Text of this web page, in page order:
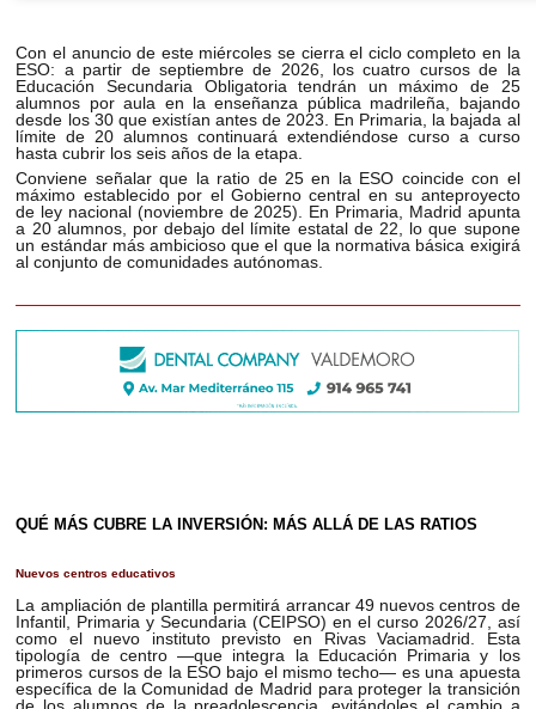
Con el anuncio de este miércoles se cierra el ciclo completo en la
ESO: a partir de septiembre de 2026, los cuatro cursos de la
Educación Secundaria Obligatoria tendrán un máximo de 25
alumnos por aula en la enseñanza pública madrileña, bajando
desde los 30 que existían antes de 2023. En Primaria, la bajada al
límite de 20 alumnos continuará extendiéndose curso a curso
hasta cubrir los seis años de la etapa.
Conviene señalar que la ratio de 25 en la ESO coincide con el
máximo establecido por el Gobierno central en su anteproyecto
de ley nacional (noviembre de 2025). En Primaria, Madrid apunta
a 20 alumnos, por debajo del límite estatal de 22, lo que supone
un estándar más ambicioso que el que la normativa básica exigirá
al conjunto de comunidades autónomas.
QUÉ MÁS CUBRE LA INVERSIÓN: MÁS ALLÁ DE LAS RATIOS
Nuevos centros educativos
La ampliación de plantilla permitirá arrancar 49 nuevos centros de
Infantil, Primaria y Secundaria (CEIPSO) en el curso 2026/27, así
como el nuevo instituto previsto en Rivas Vaciamadrid. Esta
tipología de centro —que integra la Educación Primaria y los
primeros cursos de la ESO bajo el mismo techo— es una apuesta
específica de la Comunidad de Madrid para proteger la transición